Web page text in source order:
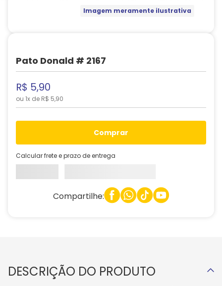
Imagem meramente ilustrativa
Pato Donald # 2167
R$ 5,90
ou 1x de R$ 5,90
comprar
Calcular frete e prazo de entrega
Compartilhe:
DESCRIÇÃO DO PRODUTO